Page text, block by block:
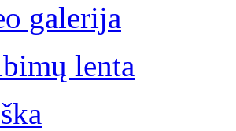
galerija
lenta